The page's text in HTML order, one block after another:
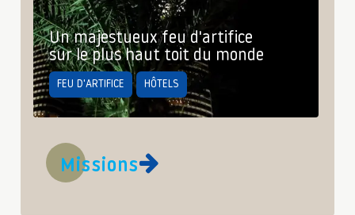
Un majestueux feu d'artifice
sur le plus haut toit du monde
FEU D'ARTIFICE HÔTELS
Missions